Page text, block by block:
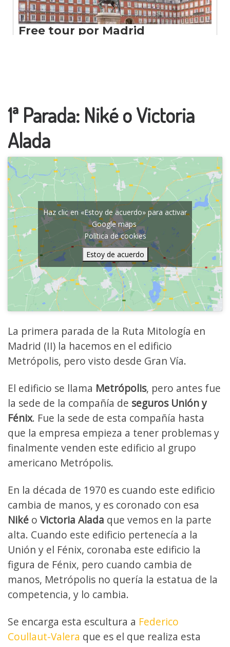
1ª Parada: Niké o Victoria
Alada
Haz clic en «Estoy de acuerdo» para activar
Google maps
Política de cookies
Estoy de acuerdo
La primera parada de la Ruta Mitología en
Madrid (II) la hacemos en el edificio
Metrópolis, pero visto desde Gran Vía.
El edificio se llama Metrópolis, pero antes fue
la sede de la compañía de seguros Unión y
Fénix. Fue la sede de esta compañía hasta
que la empresa empieza a tener problemas y
finalmente venden este edificio al grupo
americano Metrópolis.
En la década de 1970 es cuando este edificio
cambia de manos, y es coronado con esa
Niké o Victoria Alada que vemos en la parte
alta. Cuando este edificio pertenecía a la
Unión y el Fénix, coronaba este edificio la
figura de Fénix, pero cuando cambia de
manos, Metrópolis no quería la estatua de la
competencia, y lo cambia.
Se encarga esta escultura a Federico
Coullaut-Valera que es el que realiza esta